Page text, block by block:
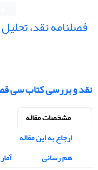
فصلنامه نقد،
نقد و بررسی کتاب سی
مشخصات مقاله
ارجاع به این مقاله
هم رسانی
آمار